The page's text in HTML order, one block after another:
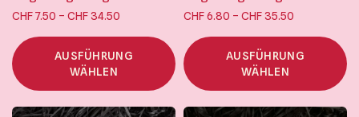
CHF7.50 – CHF34.50 Preisspanne:
CHF 34.50
AUSFÜHRUNG
WÄHLEN
CHF6.80 – CHF35.50
CHF 35.50
AUSFÜHRUNG
WÄHLEN